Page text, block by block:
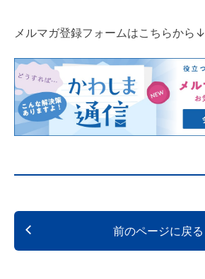
メルマガ登録フォームはこちらから↓
前のページに戻る